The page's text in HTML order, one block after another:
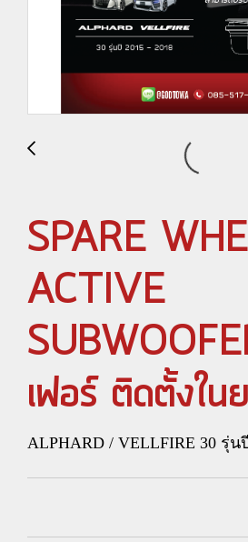
SPARE
ACTIVE
เฟอร์ ติดตั้งใน
ALPHARD / VELLFIRE 30 รุ่น